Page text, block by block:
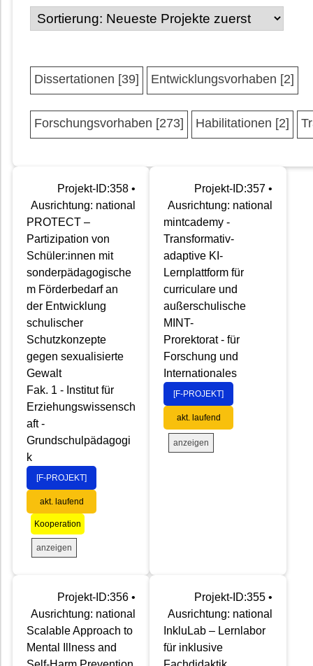
Dissertationen [39] Entwicklungsvorhaben [2]
Forschungsvorhaben [273] Habilitationen [2]
Projekt-ID:358 •
Ausrichtung: national
PROTECT –
Partizipation von
Schüler:innen mit
sonderpädagogische
m Förderbedarf an
der Entwicklung
schulischer
Schutzkonzepte
gegen sexualisierte
Gewalt
Fak. 1 - Institut für
Erziehungswissensch
aft -
Grundschulpädagogi
k
[F-PROJEKT]
akt. laufend
Kooperation
anzeigen
Projekt-ID:357 •
Ausrichtung: national
mintcademy -
Transformativ-
adaptive KI-
Lernplattform für
curriculare und
außerschulische
MINT-
Prorektorat - für
Forschung und
Internationales
[F-PROJEKT]
akt. laufend
anzeigen
Projekt-ID:356 •
Ausrichtung: national
Scalable Approach to
Mental Illness and
Projekt-ID:355 •
Ausrichtung: national
InkluLab – Lernlabor
für inklusive